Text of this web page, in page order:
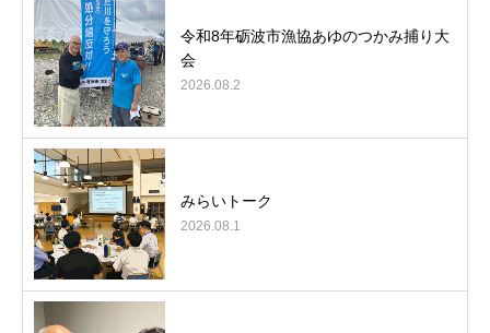
令和8年砺波市漁協あゆのつかみ捕り大
会
2026.08.2
みらいトーク
2026.08.1